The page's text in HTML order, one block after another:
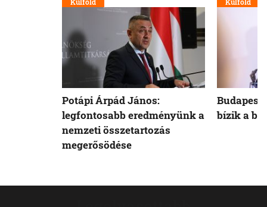
Potápi Árpád János:
legfontosabb eredményünk a
nemzeti összetartozás
megerősödése
Budapest
bízik a